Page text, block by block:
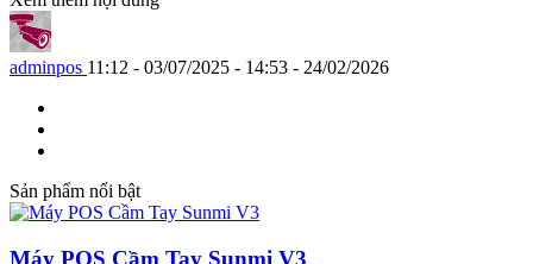
adminpos 11:12 - 03/07/2025 - 14:53 - 24/02/2026
Sản phẩm nổi bật
Máy POS Cầm Tay Sunmi V3